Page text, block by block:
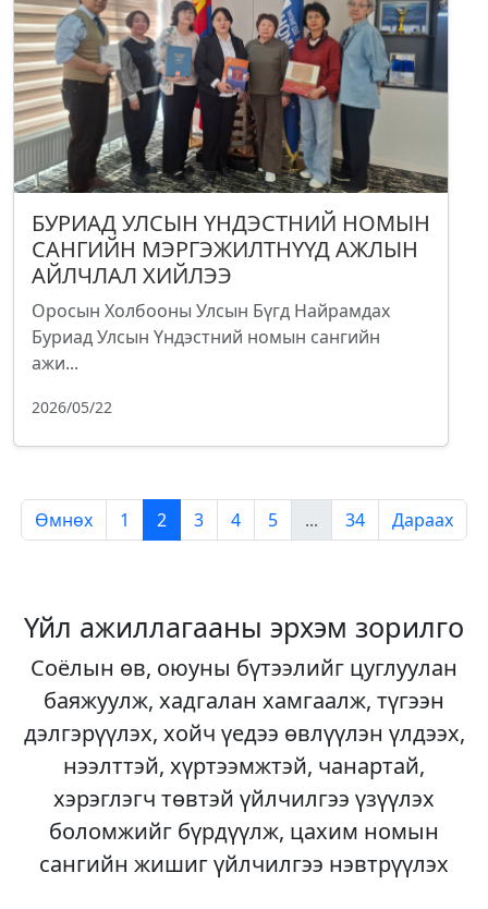
БУРИАД УЛСЫН ҮНДЭСТНИЙ НОМЫН
САНГИЙН МЭРГЭЖИЛТНҮҮД АЖЛЫН
АЙЛЧЛАЛ ХИЙЛЭЭ
Оросын Холбооны Улсын Бүгд Найрамдах
Буриад Улсын Үндэстний номын сангийн
ажи...
2026/05/22
Өмнөх 1 2 3 4 5 ... 34 Дараах
Үйл ажиллагааны эрхэм зорилго
Соёлын өв, оюуны бүтээлийг цуглуулан
баяжуулж, хадгалан хамгаалж, түгээн
дэлгэрүүлэх, хойч үедээ өвлүүлэн үлдээх,
нээлттэй, хүртээмжтэй, чанартай,
хэрэглэгч төвтэй үйлчилгээ үзүүлэх
боломжийг бүрдүүлж, цахим номын
сангийн жишиг үйлчилгээ нэвтрүүлэх